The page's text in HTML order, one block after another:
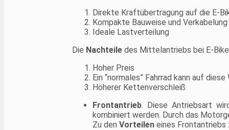
Direkte Kraftübertragung auf die E-
Kompakte Bauweise und Verkabelung
Ideale Lastverteilung
Die Nachteile des Mittelantriebs bei E-
Hoher Preis
Ein “normales” Fahrrad kann auf
Höherer Kettenverschleiß
Frontantrieb. Diese Antriebsart
kombiniert werden. Durch das
Zu den Vorteilen eines Frontantriebs